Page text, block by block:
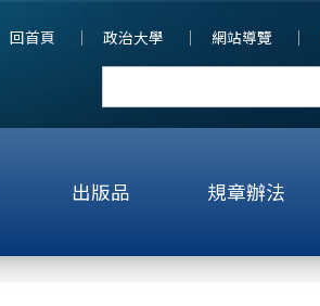
回首頁 政治大學 網站導覽
出版品 規章辦法